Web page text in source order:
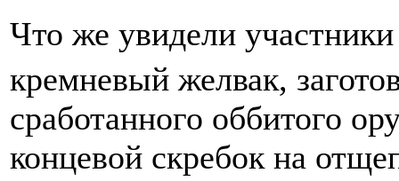
Что же увидели
кремневый желвак,
сработанного оббитого
концевой скребок на